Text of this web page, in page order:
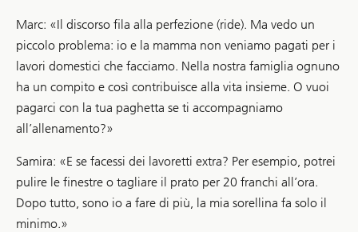
Marc: «Il discorso fila alla perfezione (ride). Ma vedo un
piccolo problema: io e la mamma non veniamo pagati per i
lavori domestici che facciamo. Nella nostra famiglia ognuno
ha un compito e così contribuisce alla vita insieme. O vuoi
pagarci con la tua paghetta se ti accompagniamo
all’allenamento?»
Samira: «E se facessi dei lavoretti extra? Per esempio, potrei
pulire le finestre o tagliare il prato per 20 franchi all’ora.
Dopo tutto, sono io a fare di più, la mia sorellina fa solo il
minimo.»